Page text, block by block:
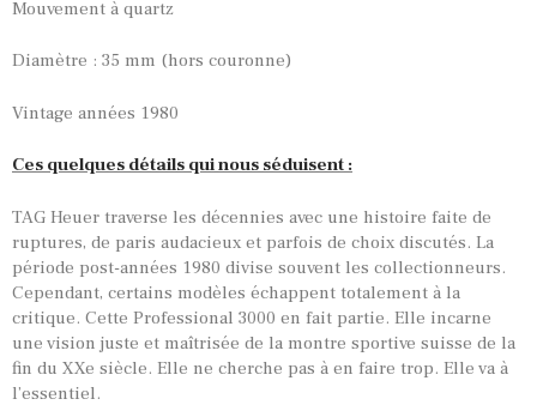
Mouvement à quartz
Diamètre : 35 mm (hors couronne)
Vintage années 1980
Ces quelques détails qui nous séduisent :
TAG Heuer traverse les décennies avec une histoire faite de
ruptures, de paris audacieux et parfois de choix discutés. La
période post-années 1980 divise souvent les collectionneurs.
Cependant, certains modèles échappent totalement à la
critique. Cette Professional 3000 en fait partie. Elle incarne
une vision juste et maîtrisée de la montre sportive suisse de la
fin du XXe siècle. Elle ne cherche pas à en faire trop. Elle va à
l’essentiel.